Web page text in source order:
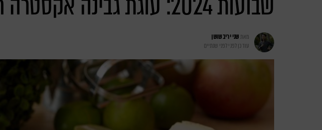
מאתשני יריב שושן
עודכן לפנילפני שנתיים